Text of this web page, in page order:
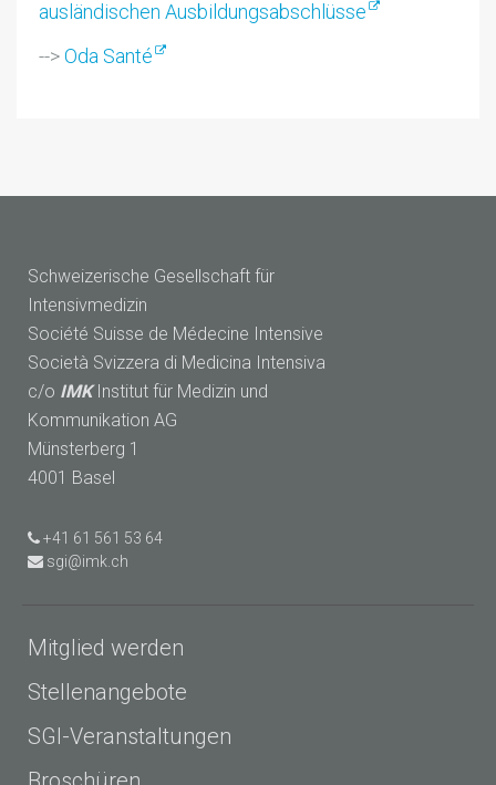
ausländischen Ausbildungsabschlüsse
-->Oda Santé
Schweizerische Gesellschaft für
Intensivmedizin
Société Suisse de Médecine Intensive
Società Svizzera di Medicina Intensiva
c/o IMKInstitut für Medizin und
Kommunikation AG
Münsterberg 1
4001 Basel
+41 61 561 53 64
sgi@imk.ch
Mitglied werden
Stellenangebote
SGI-Veranstaltungen